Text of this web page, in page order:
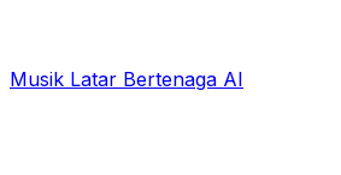
Musik Latar Bertenaga AI